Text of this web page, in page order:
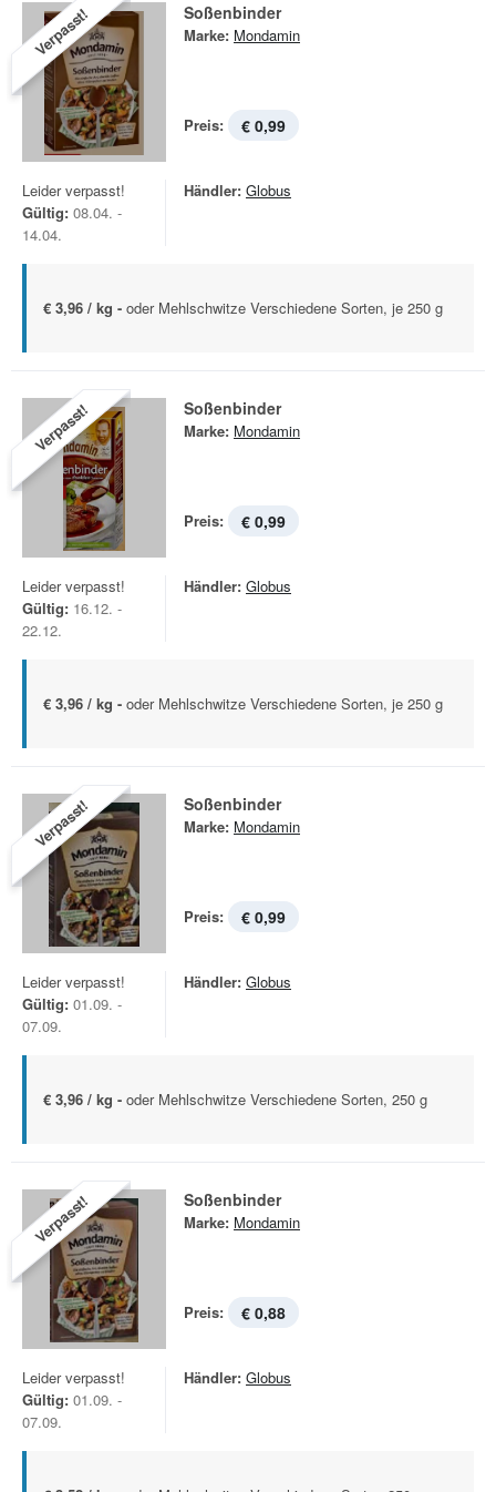
Verpasst! Soßenbinder
Marke: Mondamin
Preis: € 0,99
Leider verpasst!
Gültig: 08.04. -
14.04.
Händler: Globus
€ 3,96 / kg - oder Mehlschwitze Verschiedene Sorten, je 250 g
Verpasst! Soßenbinder
Marke: Mondamin
Preis: € 0,99
Leider verpasst!
Gültig: 16.12. -
22.12.
Händler: Globus
€ 3,96 / kg - oder Mehlschwitze Verschiedene Sorten, je 250 g
Verpasst! Soßenbinder
Marke: Mondamin
Preis: € 0,99
Leider verpasst!
Gültig: 01.09. -
07.09.
Händler: Globus
€ 3,96 / kg - oder Mehlschwitze Verschiedene Sorten, 250 g
Verpasst! Soßenbinder
Marke: Mondamin
Preis: € 0,88
Leider verpasst!
Gültig: 01.09. -
07.09.
Händler: Globus